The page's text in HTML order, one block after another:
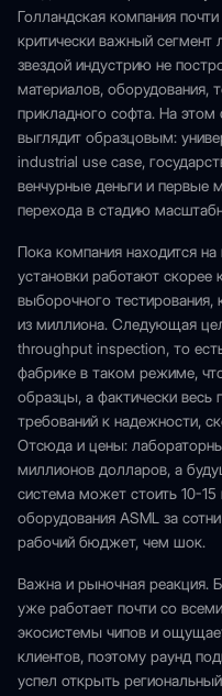
Голландская компания
критически важный сегмент
звездой индустрию не
материалов, оборудования,
прикладного софта. На
выглядит образцовым:
industrial use case,
венчурные деньги и
перехода в стадию
Пока компания находится
установки работают
выборочного тестирования,
из миллиона. Следующая
throughput inspection, то
фабрике в таком режиме,
образцы, а фактически весь
требований к надежности,
Отсюда и цены:
миллионов долларов, а
система может стоить 10-
оборудования ASML за
рабочий бюджет, чем шок.
Важна и рыночная реакция.
уже работает почти со
экосистемы чипов и
клиентов, поэтому раунд
успел открыть